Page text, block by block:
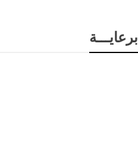
برعايـــة